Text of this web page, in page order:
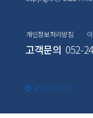
개인정보처리방침
고객문의 052-
관리자 로그인